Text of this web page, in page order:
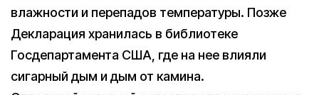
влажности и перепадов температуры. Позже
Декларация хранилась в библиотеке
Госдепартамента США, где на нее влияли
сигарный дым и дым от камина.